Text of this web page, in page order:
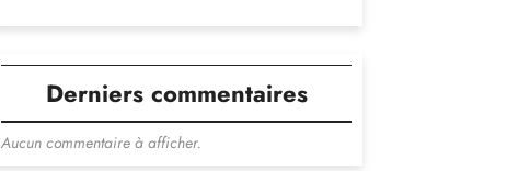
Derniers commentaires
Aucun commentaire à afficher.